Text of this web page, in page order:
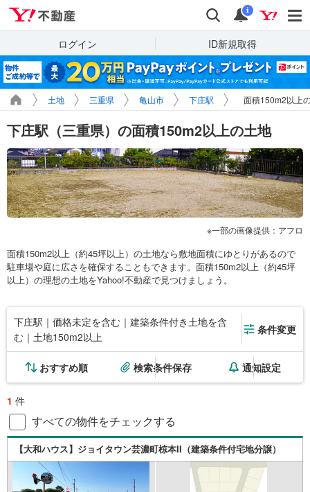
検索 通知
i
ログイン ID新規取得
土地 三重県 亀山市 下庄駅 面積150m2以上
下庄駅（三重県）の面積150m2以上の土地
一部の画像提供：アフロ
面積150m2以上（約45坪以上）の土地なら敷地面積にゆとりがあるので
駐車場や庭に広さを確保することもできます。面積150m2以上（約45坪
以上）の理想の土地をYahoo!不動産で見つけましょう。
下庄駅｜価格未定を含む｜建築条件付き土地を含
む｜土地150m2以上
条件変更
おすすめ順 検索条件保存 通知設定
1 件
すべての物件をチェックする
【大和ハウス】ジョイタウン芸濃町椋本II（建築条件付宅地分譲）